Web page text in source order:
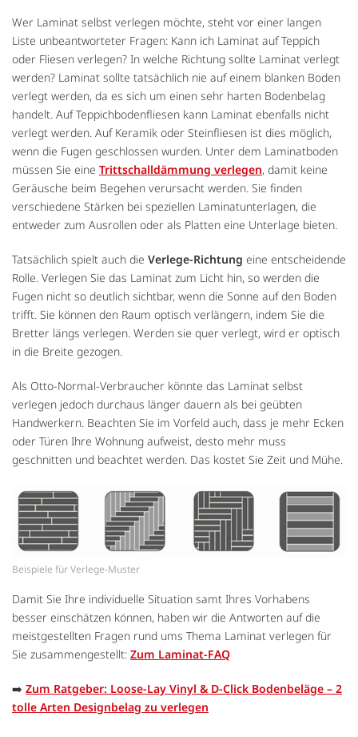
Wer Laminat selbst verlegen möchte, steht vor einer langen
Liste unbeantworteter Fragen: Kann ich Laminat auf Teppich
oder Fliesen verlegen? In welche Richtung sollte Laminat verlegt
werden? Laminat sollte tatsächlich nie auf einem blanken Boden
verlegt werden, da es sich um einen sehr harten Bodenbelag
handelt. Auf Teppichbodenfliesen kann Laminat ebenfalls nicht
verlegt werden. Auf Keramik oder Steinfliesen ist dies möglich,
wenn die Fugen geschlossen wurden. Unter dem Laminatboden
müssen Sie eine Trittschalldämmung verlegen, damit keine
Geräusche beim Begehen verursacht werden. Sie finden
verschiedene Stärken bei speziellen Laminatunterlagen, die
entweder zum Ausrollen oder als Platten eine Unterlage bieten.
Tatsächlich spielt auch die Verlege-Richtung eine entscheidende
Rolle. Verlegen Sie das Laminat zum Licht hin, so werden die
Fugen nicht so deutlich sichtbar, wenn die Sonne auf den Boden
trifft. Sie können den Raum optisch verlängern, indem Sie die
Bretter längs verlegen. Werden sie quer verlegt, wird er optisch
in die Breite gezogen.
Als Otto-Normal-Verbraucher könnte das Laminat selbst
verlegen jedoch durchaus länger dauern als bei geübten
Handwerkern. Beachten Sie im Vorfeld auch, dass je mehr Ecken
oder Türen Ihre Wohnung aufweist, desto mehr muss
geschnitten und beachtet werden. Das kostet Sie Zeit und Mühe.
Beispiele für Verlege-Muster
Damit Sie Ihre individuelle Situation samt Ihres Vorhabens
besser einschätzen können, haben wir die Antworten auf die
meistgestellten Fragen rund ums Thema Laminat verlegen für
Sie zusammengestellt: Zum Laminat-FAQ
➡️ Zum Ratgeber: Loose-Lay Vinyl & D-Click Bodenbeläge – 2
tolle Arten Designbelag zu verlegen